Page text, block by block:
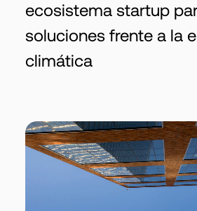
ecosistema startup
soluciones frente a la
climática